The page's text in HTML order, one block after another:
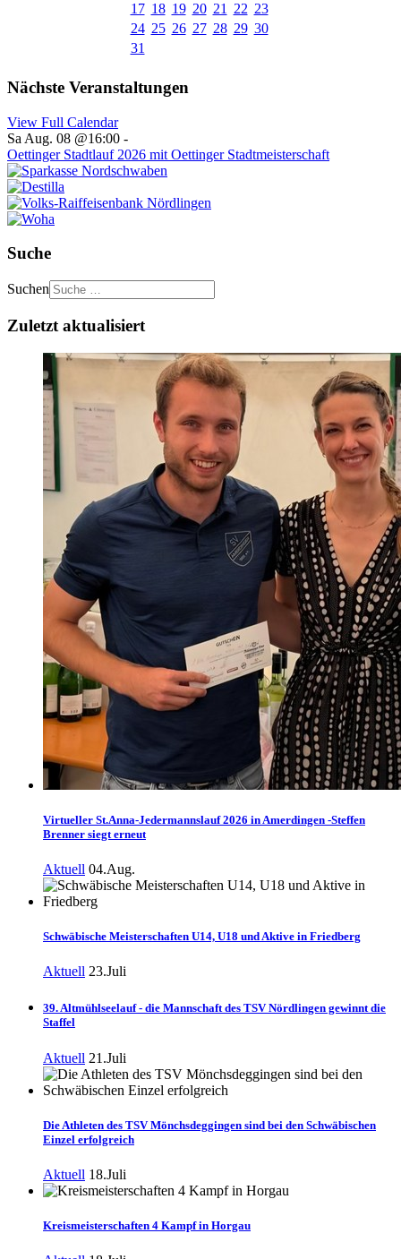
17 18 19 20 21 22 23
24 25 26 27 28 29 30
31
Nächste Veranstaltungen
View Full Calendar
Sa Aug. 08 @16:00 -
Oettinger Stadtlauf 2026 mit Oettinger Stadtmeisterschaft
Suche
Suchen
Zuletzt aktualisiert
Virtueller St.Anna-Jedermannslauf 2026 in Amerdingen -Steffen
Brenner siegt erneut
Aktuell 04.Aug.
Schwäbische Meisterschaften U14, U18 und Aktive in Friedberg
Aktuell 23.Juli
39. Altmühlseelauf - die Mannschaft des TSV Nördlingen gewinnt die
Staffel
Aktuell 21.Juli
Die Athleten des TSV Mönchsdeggingen sind bei den Schwäbischen
Einzel erfolgreich
Aktuell 18.Juli
Kreismeisterschaften 4 Kampf in Horgau